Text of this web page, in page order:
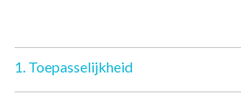
1. Toepasselijkheid